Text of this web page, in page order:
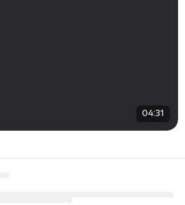
04:31